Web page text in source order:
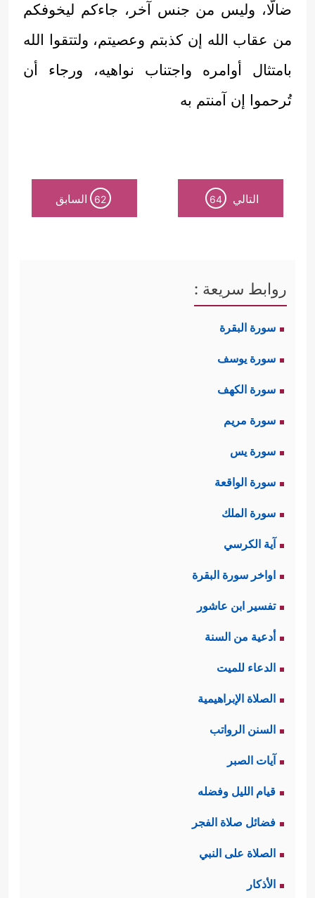
ضالًّا، وليس من جنس آخر، جاءكم ليخوفكم
من عقاب الله إن كذبتم وعصيتم، ولتتقوا الله
بامتثال أوامره واجتناب نواهيه، ورجاء أن
تُرحموا إن آمنتم به
التالي 64
62 السابق
روابط سريعة :
سورة البقرة
سورة يوسف
سورة الكهف
سورة مريم
سورة يس
سورة الواقعة
سورة الملك
آية الكرسي
اواخر سورة البقرة
تفسير ابن عاشور
أدعية من السنة
الدعاء للميت
الصلاة الإبراهيمية
السنن الرواتب
آيات الصبر
قيام الليل وفضله
فضائل صلاة الفجر
الصلاة على النبي
الأذكار